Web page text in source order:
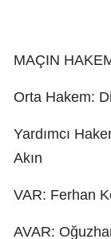
MAÇIN
Orta Hakem:
Yardımcı
Akın
VAR: Ferhan
AVAR: